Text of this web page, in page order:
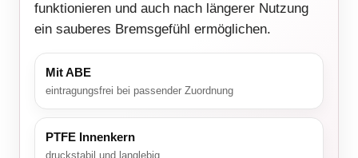
funktionieren und auch nach längerer Nutzung
ein sauberes Bremsgefühl ermöglichen.
Mit ABE
eintragungsfrei bei passender Zuordnung
PTFE Innenkern
druckstabil und langlebig